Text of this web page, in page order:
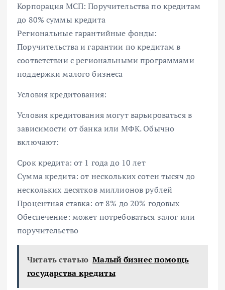
Корпорация МСП: Поручительства по кредитам
до 80% суммы кредита
Региональные гарантийные фонды:
Поручительства и гарантии по кредитам в
соответствии с региональными программами
поддержки малого бизнеса
Условия кредитования:
Условия кредитования могут варьироваться в
зависимости от банка или МФК. Обычно
включают:
Срок кредита: от 1 года до 10 лет
Сумма кредита: от нескольких сотен тысяч до
нескольких десятков миллионов рублей
Процентная ставка: от 8% до 20% годовых
Обеспечение: может потребоваться залог или
поручительство
Читать статью Малый бизнес помощь
государства кредиты